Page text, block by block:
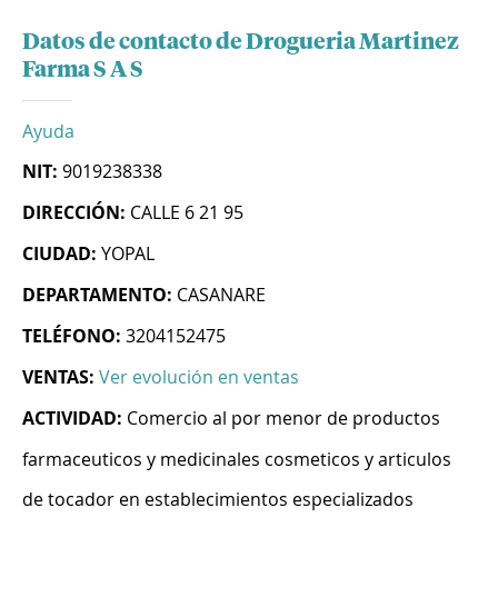
Datos de contacto de Drogueria Martinez
Farma S A S
Ayuda
NIT: 9019238338
DIRECCIÓN: CALLE 6 21 95
CIUDAD: YOPAL
DEPARTAMENTO: CASANARE
TELÉFONO: 3204152475
VENTAS: Ver evolución en ventas
ACTIVIDAD: Comercio al por menor de productos
farmaceuticos y medicinales cosmeticos y articulos
de tocador en establecimientos especializados